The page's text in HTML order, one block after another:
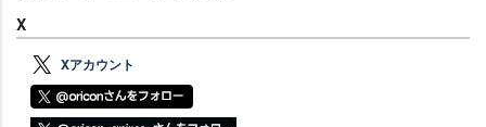
X
Xアカウント